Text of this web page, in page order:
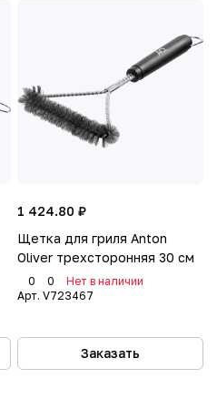
1 424.80 ₽
Щетка для гриля Anton
Oliver трехсторонняя 30 см
0 0
Нет в наличии
Арт. V723467
Заказать